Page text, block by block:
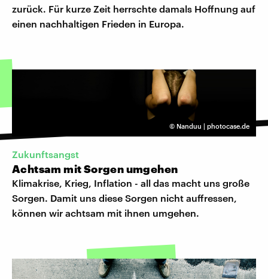
zurück. Für kurze Zeit herrschte damals Hoffnung auf
einen nachhaltigen Frieden in Europa.
© Nanduu | photocase.de
Zukunftsangst
Achtsam mit Sorgen umgehen
Klimakrise, Krieg, Inflation - all das macht uns große
Sorgen. Damit uns diese Sorgen nicht auffressen,
können wir achtsam mit ihnen umgehen.